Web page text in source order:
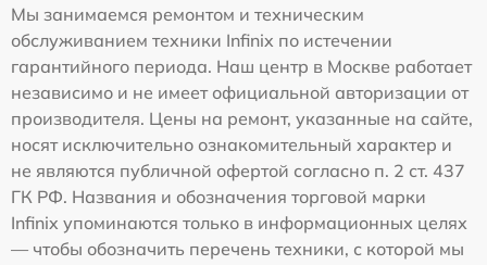
Мы занимаемся ремонтом и техническим
обслуживанием техники Infinix по истечении
гарантийного периода. Наш центр в Москве работает
независимо и не имеет официальной авторизации от
производителя. Цены на ремонт, указанные на сайте,
носят исключительно ознакомительный характер и
не являются публичной офертой согласно п. 2 ст. 437
ГК РФ. Названия и обозначения торговой марки
Infinix упоминаются только в информационных целях
— чтобы обозначить перечень техники, с которой мы